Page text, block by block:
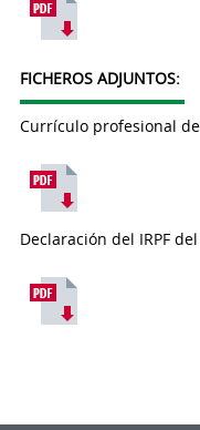
FICHEROS ADJUNTOS:
Currículo profesional
Declaración del IRPF